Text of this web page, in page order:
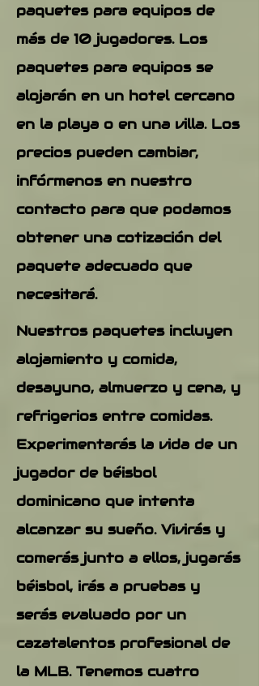
paquetes para equipos de
más de 10 jugadores. Los
paquetes para equipos se
alojarán en un hotel cercano
en la playa o en una villa. Los
precios pueden cambiar,
infórmenos en nuestro
contacto para que podamos
obtener una cotización del
paquete adecuado que
necesitará.
Nuestros paquetes incluyen
alojamiento y comida,
desayuno, almuerzo y cena, y
refrigerios entre comidas.
Experimentarás la vida de un
jugador de béisbol
dominicano que intenta
alcanzar su sueño. Vivirás y
comerás junto a ellos, jugarás
béisbol, irás a pruebas y
serás evaluado por un
cazatalentos profesional de
la MLB. Tenemos cuatro